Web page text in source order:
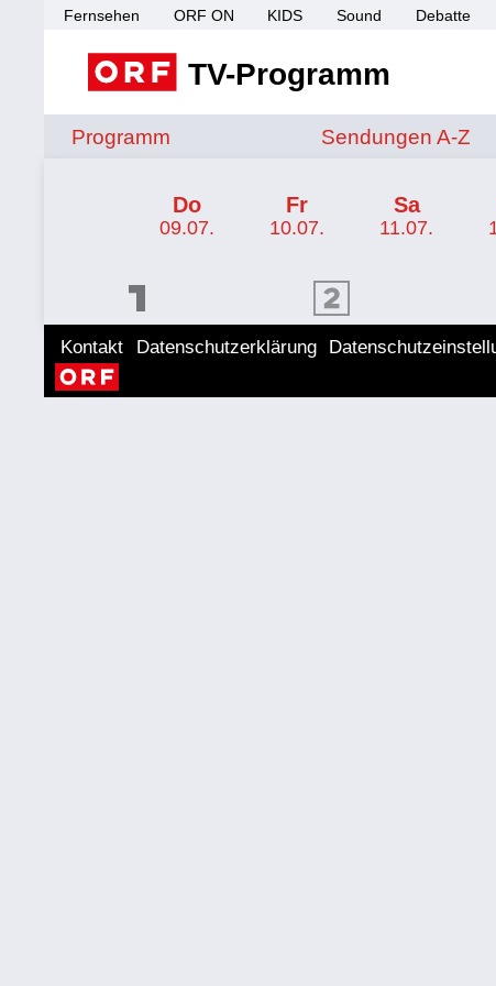
Fernsehen ORF ON KIDS Sound Debatte
TV-Programm
Programm Sendungen von A
Sendungen A-Z
Do
09.07.
Fr
10.07.
Sa
11.07.
ORF 2 Programm
Kontakt Datenschutzerklärung